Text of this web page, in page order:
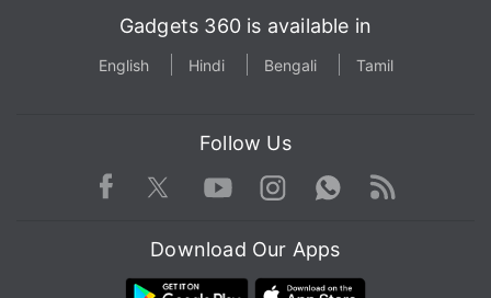
Gadgets 360 is available in
English Hindi Bengali Tamil
Follow Us
Facebook TwitterYoutube
Instagram WhatsApp
Rss
Download Our Apps